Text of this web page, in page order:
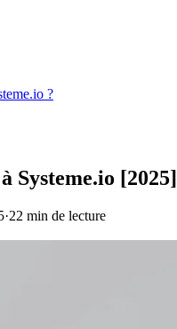
?
Systeme.io [2025]
·22 min de lecture